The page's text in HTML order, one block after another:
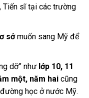
Tiến sĩ tại các trường
sởmuốn sang Mỹ để
dỡ” như lớp 10, 11
một, năm haicũng
học ở nước Mỹ.